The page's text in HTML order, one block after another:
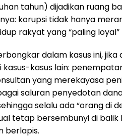
tahun) dijadikan ruang
korupsi tidak hanya
rakyat yang “paling
dalam kasus ini,
kasus-kasus lain:
yang merekayasa
saluran penyedotan
selalu ada “orang di
tetap bersembunyi di balik
berlapis.